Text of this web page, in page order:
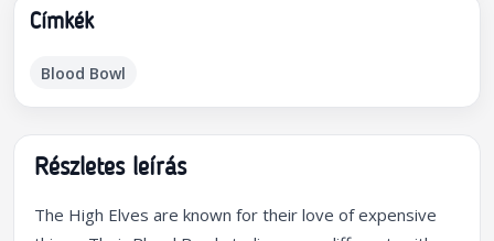
Címkék
Blood Bowl
Részletes leírás
The High Elves are known for their love of expensive